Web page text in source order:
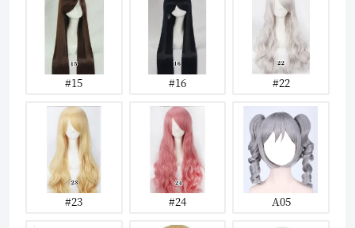
#15 #16 #22
#23 #24 A05